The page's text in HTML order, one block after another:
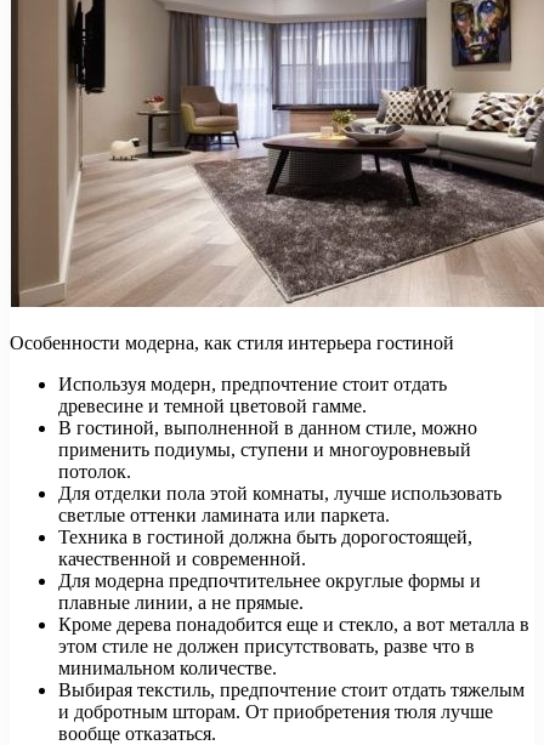
Особенности модерна, как стиля интерьера гостиной
Используя модерн, предпочтение стоит отдать
древесине и темной цветовой гамме.
В гостиной, выполненной в данном стиле, можно
применить подиумы, ступени и многоуровневый
потолок.
Для отделки пола этой комнаты, лучше использовать
светлые оттенки ламината или паркета.
Техника в гостиной должна быть дорогостоящей,
качественной и современной.
Для модерна предпочтительнее округлые формы и
плавные линии, а не прямые.
Кроме дерева понадобится еще и стекло, а вот металла в
этом стиле не должен присутствовать, разве что в
минимальном количестве.
Выбирая текстиль, предпочтение стоит отдать тяжелым
и добротным шторам. От приобретения тюля лучше
вообще отказаться.